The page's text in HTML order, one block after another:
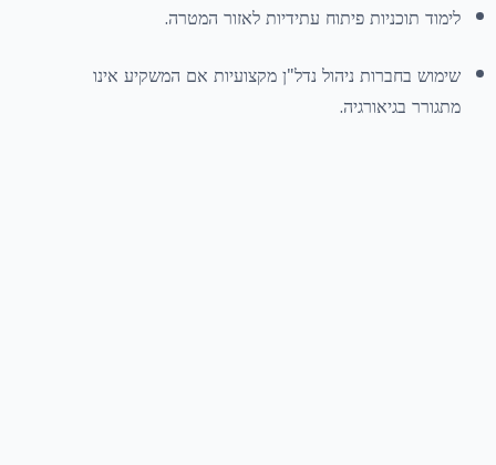
לימוד תוכניות פיתוח עתידיות לאזור המטרה.
שימוש בחברות ניהול נדל"ן מקצועיות אם המשקיע אינו
מתגורר בגיאורגיה.